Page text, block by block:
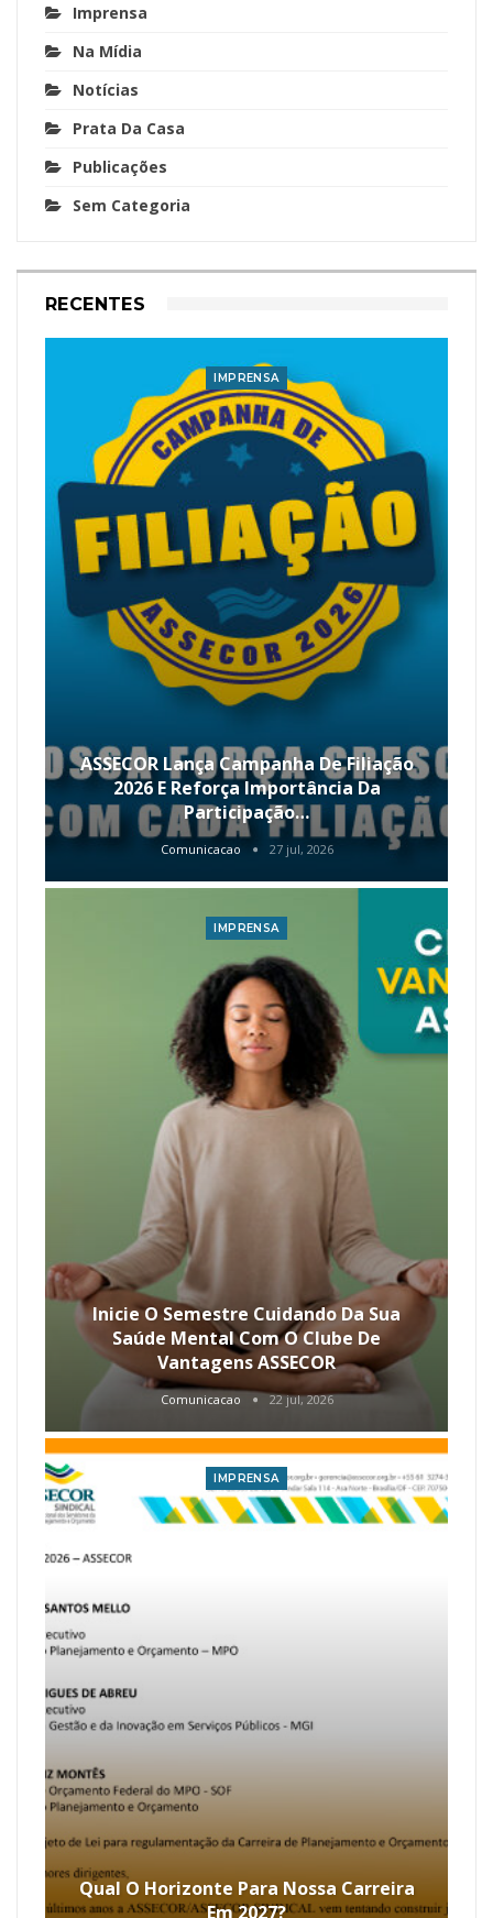
Imprensa
Na Mídia
Notícias
Prata Da Casa
Publicações
Sem Categoria
RECENTES
IMPRENSA
ASSECOR Lança Campanha De Filiação
2026 E Reforça Importância Da
Participação…
Comunicacao 27 jul, 2026
IMPRENSA
Inicie O Semestre Cuidando Da Sua
Saúde Mental Com O Clube De
Vantagens ASSECOR
Comunicacao 22 jul, 2026
IMPRENSA
Qual O Horizonte Para Nossa Carreira
Em 2027?